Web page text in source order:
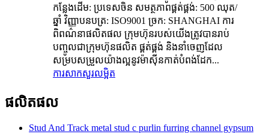
កន្លែងដើម: ប្រទេសចិន សមត្ថភាពផ្គត់ផ្គង់: 500 ឈុត/
ឆ្នាំ វិញ្ញាបនបត្រ: ISO9001 ច្រក: SHANGHAI ការ
ពិពណ៌នាផលិតផល ក្រុមហ៊ុនរបស់យើងត្រូវបានរាប់
បញ្ចូលជាក្រុមហ៊ុនផលិត ផ្គត់ផ្គង់ និងនាំចេញដែល
សម្របសម្រួលយ៉ាងល្អនូវម៉ាស៊ីនកាត់បំពង់ដែក...
ការសាកសួរលម្អិត
ផលិតផល
Stud And Track metal stud c purlin furring channel gypsum